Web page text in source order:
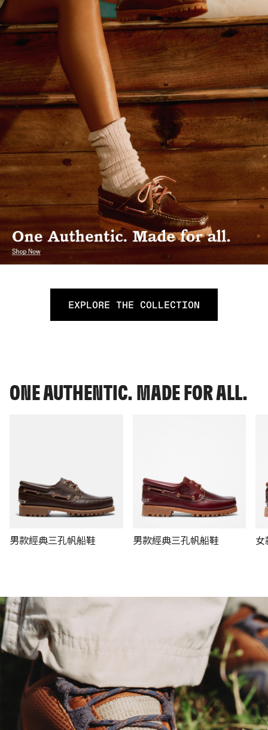
EXPLORE THE COLLECTION
ONE AUTHENTIC. MADE FOR ALL.
男款經典三孔帆船鞋 男款經典三孔帆船鞋 女